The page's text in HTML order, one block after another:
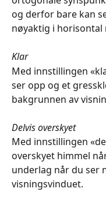
og derfor bare kan
nøyaktig i horisontal
Klar
Med innstillingen
ser opp og et
bakgrunnen av
Delvis overskyet
Med innstillingen
overskyet himmel
underlag når du ser
visningsvinduet.